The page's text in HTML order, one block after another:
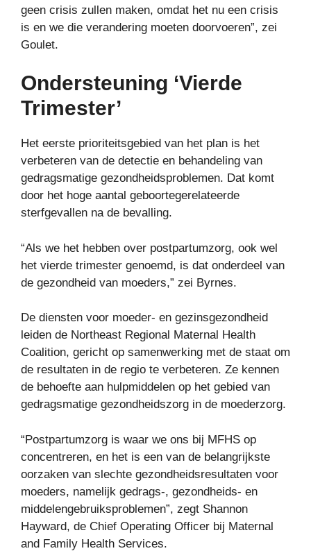
geen crisis zullen maken, omdat het nu een crisis
is en we die verandering moeten doorvoeren”, zei
Goulet.
Ondersteuning ‘Vierde
Trimester’
Het eerste prioriteitsgebied van het plan is het
verbeteren van de detectie en behandeling van
gedragsmatige gezondheidsproblemen. Dat komt
door het hoge aantal geboortegerelateerde
sterfgevallen na de bevalling.
“Als we het hebben over postpartumzorg, ook wel
het vierde trimester genoemd, is dat onderdeel van
de gezondheid van moeders,” zei Byrnes.
De diensten voor moeder- en gezinsgezondheid
leiden de Northeast Regional Maternal Health
Coalition, gericht op samenwerking met de staat om
de resultaten in de regio te verbeteren. Ze kennen
de behoefte aan hulpmiddelen op het gebied van
gedragsmatige gezondheidszorg in de moederzorg.
“Postpartumzorg is waar we ons bij MFHS op
concentreren, en het is een van de belangrijkste
oorzaken van slechte gezondheidsresultaten voor
moeders, namelijk gedrags-, gezondheids- en
middelengebruiksproblemen”, zegt Shannon
Hayward, de Chief Operating Officer bij Maternal
and Family Health Services.